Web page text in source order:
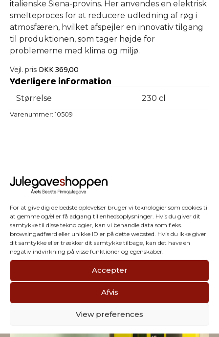
For at give dig de bedste oplevelser bruger vi teknologier som cookies til
at gemme og/eller få adgang til enhedsoplysninger. Hvis du giver dit
samtykke til disse teknologier, kan vi behandle data som f.eks.
browsingadfærd eller unikke ID'er på dette websted. Hvis du ikke giver
dit samtykke eller trækker dit samtykke tilbage, kan det have en
negativ indvirkning på visse funktioner og egenskaber.
Accepter
Afvis
View preferences
italienske Siena-provins. Her anvendes en elektrisk
smelteproces for at reducere udledning af røg i
atmosfæren, hvilket afspejler en innovativ tilgang
til produktionen, som tager højde for
problemerne med klima og miljø.
Vejl. pris DKK369,00
Yderligere information
Størrelse 230 cl
Varenummer: 10509
Vi har julegaver til hele
firmaet